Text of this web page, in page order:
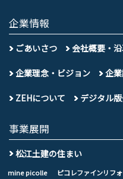
企業情報
ごあいさつ 会社概要・
企業理念・ビジョン 企
ZEHについて デジタル
事業展開
松江土建の住まい
mine picolle ピコレファインリフ